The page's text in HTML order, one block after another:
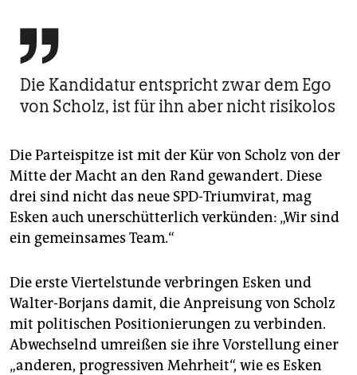

Die Kandidatur entspricht zwar dem Ego
von Scholz, ist für ihn aber nicht risikolos
Die Parteispitze ist mit der Kür von Scholz von der
Mitte der Macht an den Rand gewandert. Diese
drei sind nicht das neue SPD-Triumvirat, mag
Esken auch unerschütterlich verkünden: „Wir sind
ein gemeinsames Team.“
Die erste Viertelstunde verbringen Esken und
Walter-Borjans damit, die Anpreisung von Scholz
mit politischen Posi­tio­nierungen zu verbinden.
Abwechselnd umreißen sie ihre Vorstellung einer
„anderen, progressiven Mehrheit“, wie es Esken